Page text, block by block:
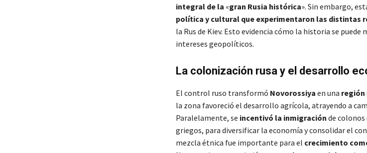
integral de la «gran Rusia histórica». Sin embargo,
política y cultural que experimentaron las distintas
la Rus de Kiev. Esto evidencia cómo la historia se
intereses geopolíticos​.
La colonización rusa y el desarrollo
El control ruso transformó Novorossiya en una región
la zona favoreció el desarrollo agrícola, atrayendo a
Paralelamente, se incentivó la inmigración de colonos
griegos, para diversificar la economía y consolidar el
mezcla étnica fue importante para el crecimiento